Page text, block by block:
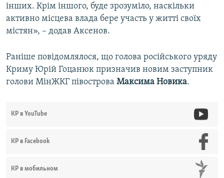
інших. Крім іншого, буде зрозуміло, наскільки
активно місцева влада бере участь у житті своїх
містян», – додав Аксенов.
Раніше повідомлялося, що голова російського уряду
Криму Юрій Гоцанюк призначив новим заступник
голови МінЖКГ півострова Максима Новика.
КР в YouTube
КР в Facebook
КР в мобильном